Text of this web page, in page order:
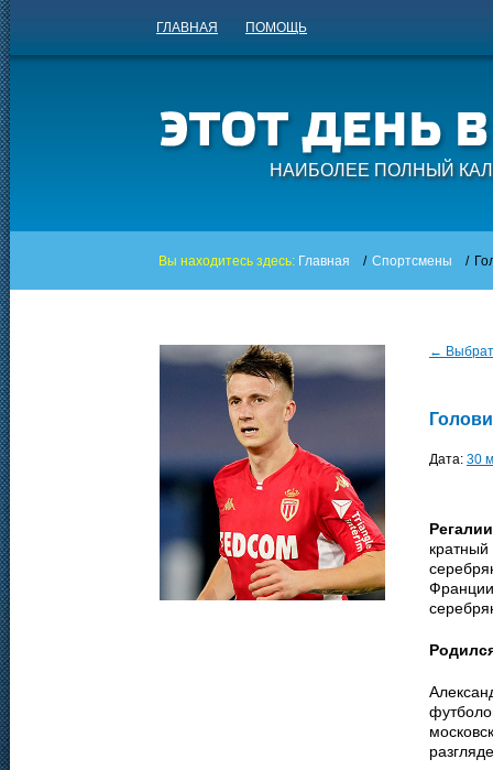
ГЛАВНАЯ ПОМОЩЬ
НАИБОЛЕЕ ПОЛНЫЙ
Вы находитесь здесь: Главная / Спортсмены /
←
Дата: 30